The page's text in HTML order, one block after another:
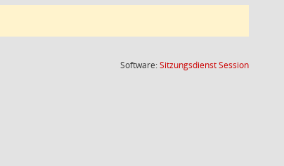
Software:SitzungsdienstSession(Wird in